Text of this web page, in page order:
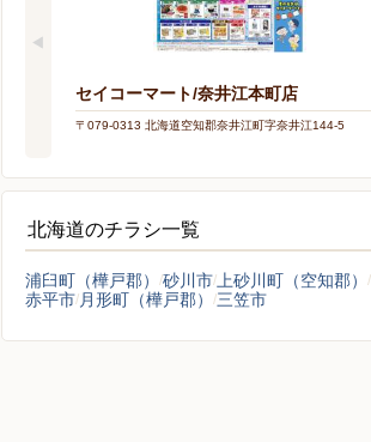
セイコーマート/奈井江本町店
〒079-0313 北海道空知郡奈井江町字奈井江144-5
北海道のチラシ一覧
浦臼町（樺戸郡） 砂川市 上砂川町（空知郡）
赤平市 月形町（樺戸郡） 三笠市